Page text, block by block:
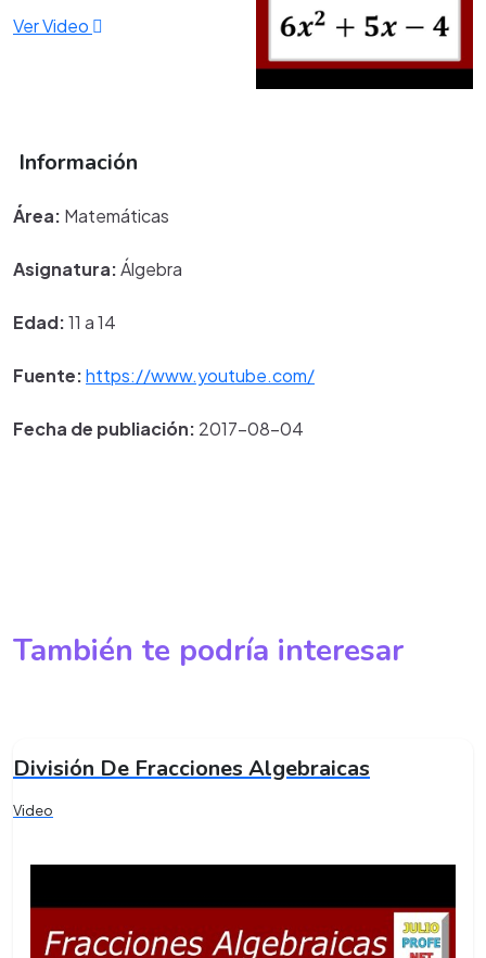
Ver Video
Información
Área: Matemáticas
Asignatura:Álgebra
Edad:11 a 14
Fuente:https://www.youtube.com/
Fecha de publiación: 2017-08-04
También te podría interesar
División De Fracciones Algebraicas
Video